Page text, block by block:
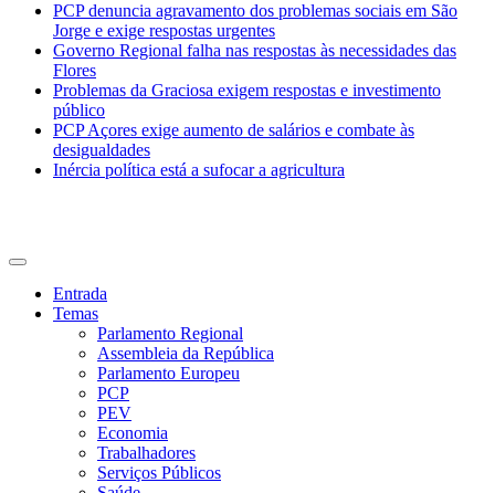
PCP denuncia agravamento dos problemas sociais em São
Jorge e exige respostas urgentes
Governo Regional falha nas respostas às necessidades das
Flores
Problemas da Graciosa exigem respostas e investimento
público
PCP Açores exige aumento de salários e combate às
desigualdades
Inércia política está a sufocar a agricultura
Entrada
Temas
Parlamento Regional
Assembleia da República
Parlamento Europeu
PCP
PEV
Economia
Trabalhadores
Serviços Públicos